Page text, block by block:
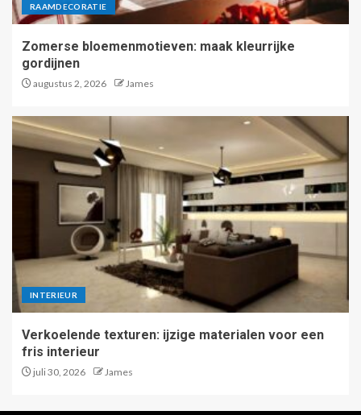
RAAMDECORATIE
Zomerse bloemenmotieven: maak kleurrijke
gordijnen
augustus 2, 2026 James
INTERIEUR
Verkoelende texturen: ijzige materialen voor een
fris interieur
juli 30, 2026 James